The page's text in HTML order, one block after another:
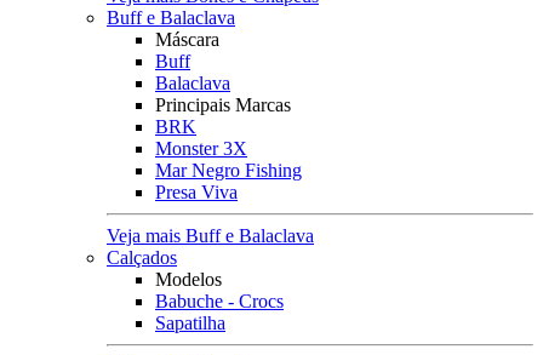
Buff e Balaclava
Máscara
Buff
Balaclava
Principais Marcas
BRK
Monster 3X
Mar Negro Fishing
Presa Viva
Veja mais Buff e Balaclava
Calçados
Modelos
Babuche - Crocs
Sapatilha